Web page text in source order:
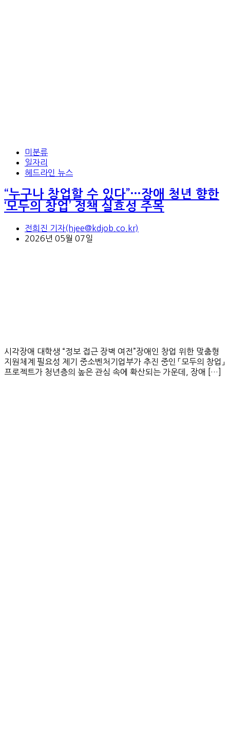
미분류
일자리
헤드라인 뉴스
“누구나 창업할 수 있다”…장애 청년 향한
‘모두의 창업’ 정책 실효성 주목
전희진 기자(hjee@kdjob.co.kr)
2026년 05월 07일
시각장애 대학생 “정보 접근 장벽 여전”장애인 창업 위한 맞춤형
지원체계 필요성 제기 중소벤처기업부가 추진 중인 「모두의 창업」
프로젝트가 청년층의 높은 관심 속에 확산되는 가운데, 장애 […]